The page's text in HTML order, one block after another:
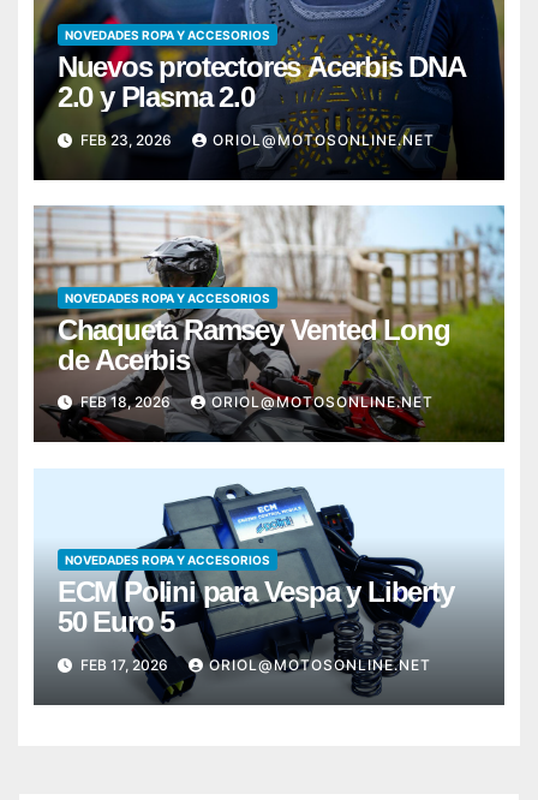
NOVEDADES ROPA Y ACCESORIOS
Nuevos protectores Acerbis DNA
2.0 y Plasma 2.0
FEB 23, 2026 ORIOL@MOTOSONLINE.NET
NOVEDADES ROPA Y ACCESORIOS
Chaqueta Ramsey Vented Long
de Acerbis
FEB 18, 2026 ORIOL@MOTOSONLINE.NET
NOVEDADES ROPA Y ACCESORIOS
ECM Polini para Vespa y Liberty
50 Euro 5
FEB 17, 2026 ORIOL@MOTOSONLINE.NET